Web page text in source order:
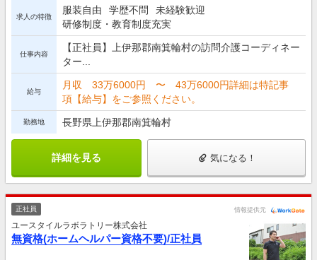
求人の特徴
服装自由 学歴不問
未経験歓迎
研修制度・教育制度充実
仕事内容
【正社員】上伊那郡南箕輪村の訪問介護コーディネー
ター...
給与
月収 33万6000円 〜 43万6000円詳細は特記事
項【給与】をご参照ください。
勤務地 長野県上伊那郡南箕輪村
詳細を見る 気になる！
正社員 情報提供元
ユースタイルラボラトリー株式会社
無資格(ホームヘルパー資格不要)/正社員